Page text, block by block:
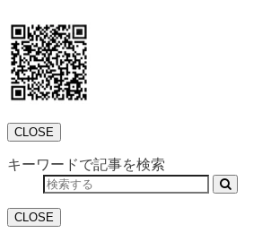
CLOSE
キーワードで記事を検索
CLOSE